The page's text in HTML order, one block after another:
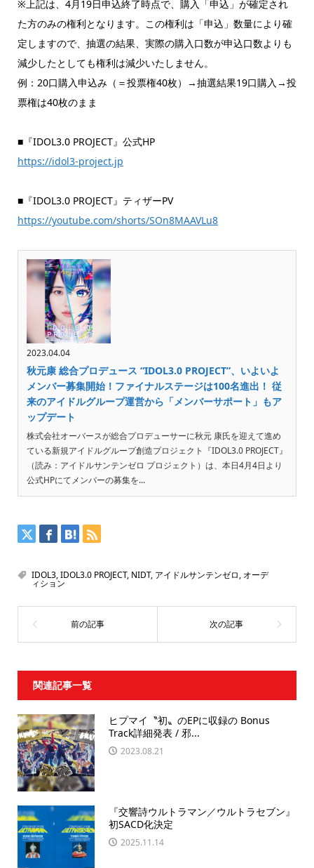
※上記は、4月19日申込終了時点で、購入「申込」が確定され
た方のみの権利となります。この権利は「申込」数量により確
定しますので、抽選の結果、実際の購入口数が申込口数よりも
減少したとしても権利は減少いたしません。
例：20口購入申込み（＝投票権40枚）→抽選結果19口購入→投
票権は40枚のまま
■『IDOL3.0 PROJECT』公式HP
https://idol3-project.jp
■『IDOL3.0 PROJECT』ティザーPV
https://youtube.com/shorts/SOn8MAAVLu8
2023.04.04
秋元康 総合プロデュース “IDOL3.0 PROJECT”、いよいよ
メンバー募集開始！ファイナルステージは100名進出！ 従
来のアイドルグループ運営から「メンバーサポート」もア
ップデート
株式会社オーバースが総合プロデューサーに秋元 康氏を迎えて進め
ている新規アイドルグループ創造プロジェクト『IDOL3.0 PROJECT』
（読み：アイドルサンテンゼロ プロジェクト）は、本日4月4日より
公式HPにてメンバーの募集を...
IDOL3,IDOL3.0 PROJECT, NIDT, アイドルサンテンゼロ, オーデ
ィション
関連記事一覧
ヒプマイ〝初〟のEPに収録の Bonus
Track詳細発表 / 邪...
2023.08.21
『交響詩ウルトラマン／ウルトラセブン』
初SACD化決定
2025.11.14